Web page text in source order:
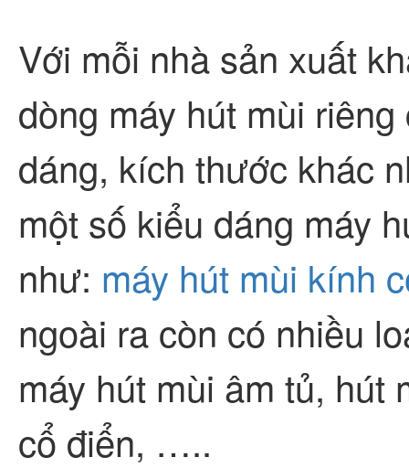
Với mỗi nhà sản xuất
dòng máy hút mùi
dáng, kích thước khác
một số kiểu dáng máy
như: máy hút mùi kính
ngoài ra còn có nhiều
máy hút mùi âm tủ, hút
cổ điển, …..